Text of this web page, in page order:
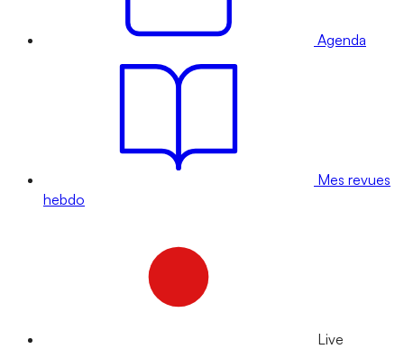
Agenda
Mes revues
hebdo
Live